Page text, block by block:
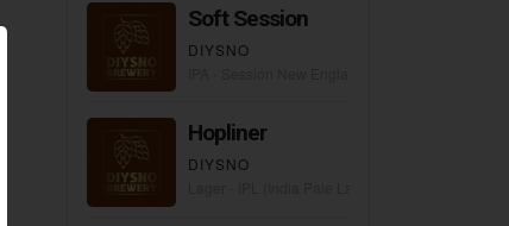
Soft Session
DIYSNO
Hopliner
DIYSNO